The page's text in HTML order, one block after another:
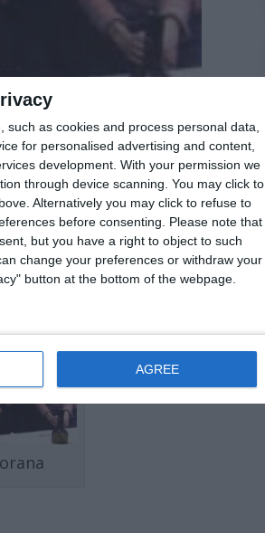
as cookies and process personal data,
for personalised advertising and content,
development. With your permission we
through device scanning. You may click to
Alternatively you may click to refuse to
before consenting.
Please note that
but you have a right to object to such
change your preferences or withdraw your
button at the bottom of the webpage.
AGREE
diRedazione| 2 MIN